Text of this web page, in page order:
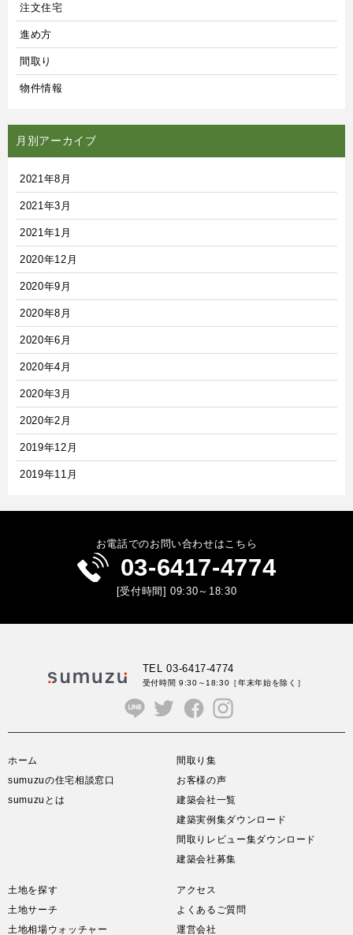
注文住宅
進め方
間取り
物件情報
月別アーカイブ
2021年8月
2021年3月
2021年1月
2020年12月
2020年9月
2020年8月
2020年6月
2020年4月
2020年3月
2020年2月
2019年12月
2019年11月
お電話でのお問い合わせはこちら
03-6417-4774
[受付時間] 09:30～18:30
TEL 03-6417-4774
受付時間 9:30～18:30 ［年末年始を除く］
ホーム
sumuzuの住宅相談窓口
sumuzuとは
間取り集
お客様の声
建築会社一覧
建築実例集ダウンロード
間取りレビュー集ダウンロード
建築会社募集
土地を探す
土地サーチ
土地相場ウォッチャー
アクセス
よくあるご質問
運営会社